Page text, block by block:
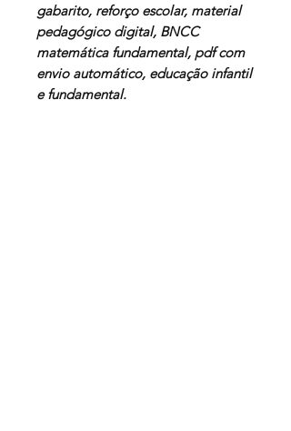
gabarito, reforço escolar, material
pedagógico digital, BNCC
matemática fundamental, pdf com
envio automático, educação infantil
e fundamental.